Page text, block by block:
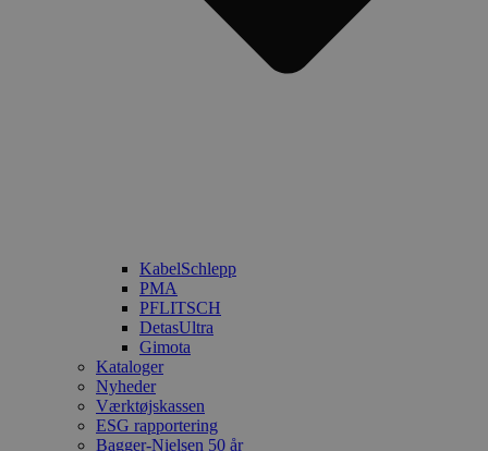
KabelSchlepp
PMA
PFLITSCH
DetasUltra
Gimota
Kataloger
Nyheder
Værktøjskassen
ESG rapportering
Bagger-Nielsen 50 år